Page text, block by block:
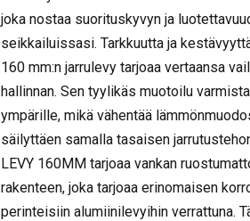
joka nostaa suorituskyvyn ja
seikkailuissasi. Tarkkuutta ja
160 mm:n jarrulevy tarjoaa vertaansa
hallinnan. Sen tyylikäs muotoilu
ympärille, mikä vähentää
säilyttäen samalla tasaisen
LEVY 160MM tarjoaa vankan
rakenteen, joka tarjoaa erinomaisen
perinteisiin alumiinilevyihin verrattuna.